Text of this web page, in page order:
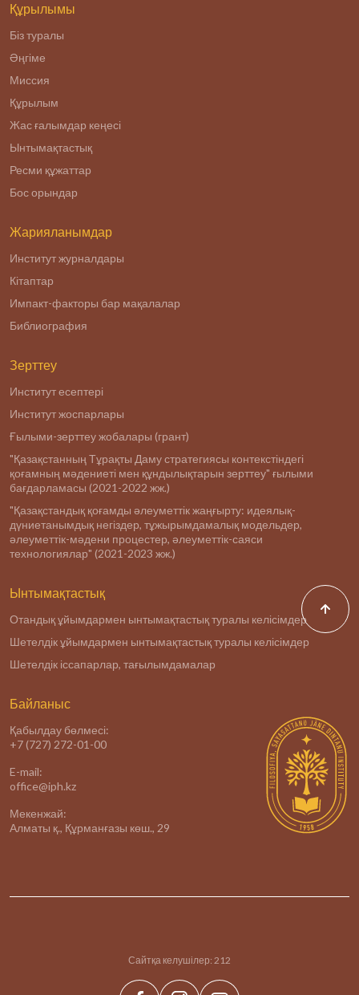
Құрылымы
Біз туралы
Әңгіме
Миссия
Құрылым
Жас ғалымдар кеңесі
Ынтымақтастық
Ресми құжаттар
Бос орындар
Жарияланымдар
Институт журналдары
Кітаптар
Импакт-факторы бар мақалалар
Библиография
Зерттеу
Институт есептері
Институт жоспарлары
Ғылыми-зерттеу жобалары (грант)
"Қазақстанның Тұрақты Даму стратегиясы контекстіндегі
қоғамның мәдениеті мен құндылықтарын зерттеу" ғылыми
бағдарламасы (2021-2022 жж.)
"Қазақстандық қоғамды әлеуметтік жаңғырту: идеялық-
дүниетанымдық негіздер, тұжырымдамалық модельдер,
әлеуметтік-мәдени процестер, әлеуметтік-саяси
технологиялар" (2021-2023 жж.)
Ынтымақтастық
Отандық ұйымдармен ынтымақтастық туралы келісімдер
Шетелдік ұйымдармен ынтымақтастық туралы келісімдер
Шетелдік іссапарлар, тағылымдамалар
Байланыс
Қабылдау бөлмесі:
+7 (727) 272-01-00
E-mail:
office@iph.kz
Мекенжай:
Алматы қ., Құрманғазы көш., 29
Сайтқа келушілер: 212